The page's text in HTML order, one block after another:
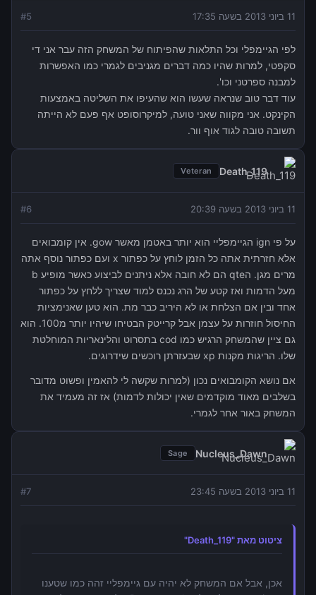
11 ביוני 2013 בשעה 17:35 #5
לפי הגיימפלי וכל התלאות שהפיתוח של המשחק הזה עבר אני די
סקפטי, למרות שהיו כמה דברים מגניבים לגמרי כמו האפשרות
למבנה ספרטני וכו'.
עוד דבר טוב שנראה שעשו הוא שהעיפו את השליטה באמצעות
הקינקט. אני מקווה שאני טועה, למיקרוסופט אף פעם לא הייתה
תשובה טובה לגוד אוף וור.
Death_119
Veteran
11 ביוני 2013 בשעה 20:39 #6
על פי ign הגיימפליי הוא יותר באטמן מאשר gow. אין קומבואים
אלא חזרתית אתה כל הזמן לוחץ על כפתור x ועם כפתור נוסף אתה
מרים מגן. הqte הם לא חובה אלא ניתנים לביצוע כאשר מופיע b
מעל הדמות ואז קטע של הרג נכנס למוד שצריך ללחץ על כפתור
אחד ובין אם הצלחת או לא היריב כבר מת. הוא טען שאנימציות
החיסול חוזרות על עצמן אבל קרייטק הבטיחו שיהיו יותר מ100. הוא
גם ציין שהמשחק הרגיש כמו cod בתסרוט והלינאריות המוחלטת
שלו. הריגות מקנות xp שבעזרתן רוכשים שידרוגים.
אם נושא הקומבואים נכון (למרות שקשה לי להאמין ופשוט מדובר
בשלבים מאוד מוקדמים שאין יכולות לדמות) אז זה מעמיד את
המשחק באור אחר לגמרי.
Nucleus_Dawn
Sage
11 ביוני 2013 בשעה 23:45 #7
ציטוט מאת "Death_119"
אכן, אבל אם המשחק לא יהיה עם גיימפליי זהה כמו שטענו